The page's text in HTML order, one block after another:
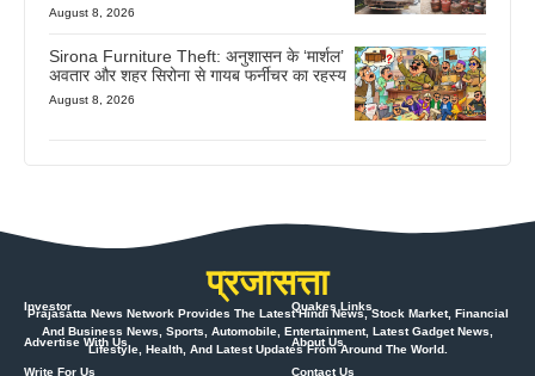
August 8, 2026
Sirona Furniture Theft: अनुशासन के ‘मार्शल’
अवतार और शहर सिरोना से गायब फर्नीचर का रहस्य
August 8, 2026
प्रजासत्ता
Prajasatta News Network Provides The Latest Hindi News, Stock Market, Financial
And Business News, Sports, Automobile, Entertainment, Latest Gadget News,
Lifestyle, Health, And Latest Updates From Around The World.
Investor
Advertise With Us
Write For Us
Quakes Links
About Us
Contact Us